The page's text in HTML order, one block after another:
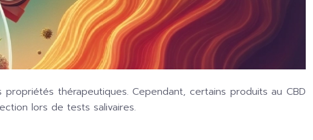
thérapeutiques. Cependant, certains produits au CBD
lors de tests salivaires.